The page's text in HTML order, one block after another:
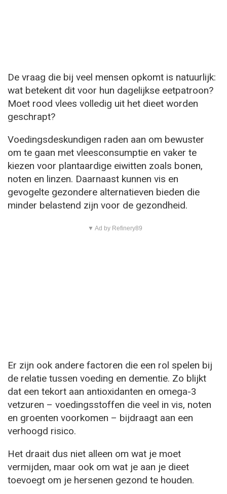
De vraag die bij veel mensen opkomt is natuurlijk:
wat betekent dit voor hun dagelijkse eetpatroon?
Moet rood vlees volledig uit het dieet worden
geschrapt?
Voedingsdeskundigen raden aan om bewuster
om te gaan met vleesconsumptie en vaker te
kiezen voor plantaardige eiwitten zoals bonen,
noten en linzen. Daarnaast kunnen vis en
gevogelte gezondere alternatieven bieden die
minder belastend zijn voor de gezondheid.
▼ Ad by Refinery89
Er zijn ook andere factoren die een rol spelen bij
de relatie tussen voeding en dementie. Zo blijkt
dat een tekort aan antioxidanten en omega-3
vetzuren – voedingsstoffen die veel in vis, noten
en groenten voorkomen – bijdraagt aan een
verhoogd risico.
Het draait dus niet alleen om wat je moet
vermijden, maar ook om wat je aan je dieet
toevoegt om je hersenen gezond te houden.